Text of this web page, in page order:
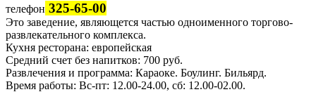
телефон 325-65-00
Это заведение, являющется частью одноименного торгово-
развлекательного комплекса.
Кухня ресторана: европейская
Средний счет без напитков: 700 руб.
Развлечения и программа: Караоке. Боулинг. Бильярд.
Время работы: Вс-пт: 12.00-24.00, сб: 12.00-02.00.